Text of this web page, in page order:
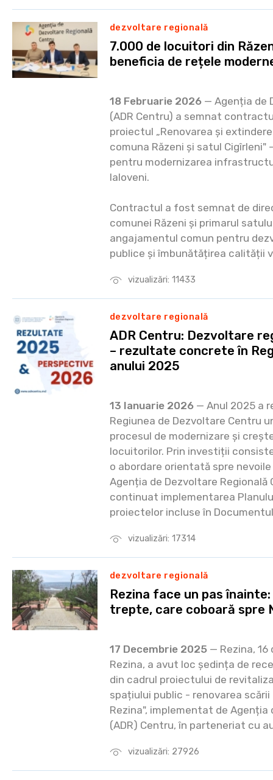
vizualizări: 11433
dezvoltare regională
7.000 de locuitori din
beneficia de rețele
18 Februarie 2026 — Agenția de
(ADR Centru) a semnat
proiectul „Renovarea și
comuna Răzeni și satul
pentru modernizarea
Ialoveni.
Contractul a fost semnat de
comunei Răzeni și primarul
angajamentul comun pentru
publice și îmbunătățirea calității
vizualizări: 17314
dezvoltare regională
ADR Centru: Dezvoltare
– rezultate concrete în
anului 2025
13 Ianuarie 2026 — Anul 2025 a
Regiunea de Dezvoltare Centru
procesul de modernizare și
locuitorilor. Prin investiții
o abordare orientată spre
Agenția de Dezvoltare Regională
continuat implementarea
proiectelor incluse în
vizualizări: 27926
dezvoltare regională
Rezina face un pas
trepte, care coboară spre
17 Decembrie 2025 — Rezina,
Rezina, a avut loc ședința de
din cadrul proiectului de
spațiului public - renovarea
Rezina", implementat de Agenția
(ADR) Centru, în parteneriat cu